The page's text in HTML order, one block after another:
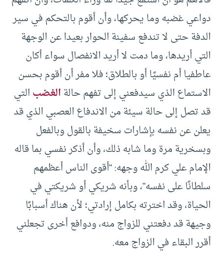
دواعي غضبه وما يحركها، وأن أقوم بالتحكم في سير
الدفة حتى لا تندفع سفينة الحوار بعيدا عن الوجهة
التي أريدها، وما دمت لا أريد الانفصال سواء أكان
عاطفيا أم نفسيًا أو بالطلاق؛ فلا مفر أن أقوم بحسن
الاستماع الذي سيدفعني إلى تفهم حالةالغضبالتي
قد تصل إلى حالة سيئة من الاندفاع العصبي الذي قد
يعلن عن نفسه بإشارات سخيفة بالقول وبالفعل
وبسخرية مرة وما شابه ذلك، وأن أذكر نفسي بما قاله
الإمام علي كرم الله وجهه: “أقوى الناس أعظمهم
سلطانًا على نفسه”، وبأنه شريكي أو شريكتي في
الحياة، وقد اخترته بكامل إرادتي؛ لأن هناك أسبابًا
وجيهة قد دفعتني للزواج منه، ودوافع أخرى تجعلني
أقرر البقاء في الزواج معه.